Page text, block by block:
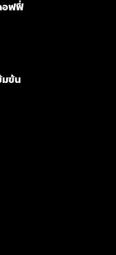
อฟฟี่
มข้น